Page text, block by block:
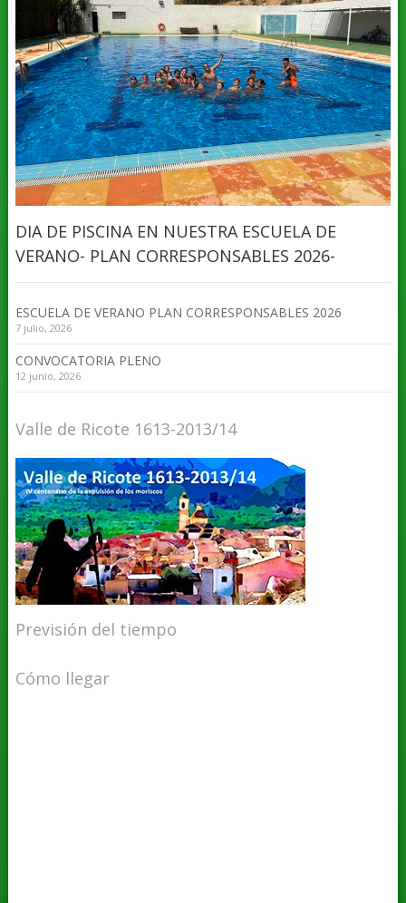
DIA DE PISCINA EN NUESTRA ESCUELA DE
VERANO- PLAN CORRESPONSABLES 2026-
ESCUELA DE VERANO PLAN CORRESPONSABLES 2026
7 julio, 2026
CONVOCATORIA PLENO
12 junio, 2026
Valle de Ricote 1613-2013/14
Previsión del tiempo
Cómo llegar